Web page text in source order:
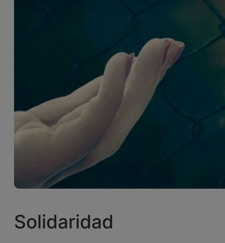
Solidaridad